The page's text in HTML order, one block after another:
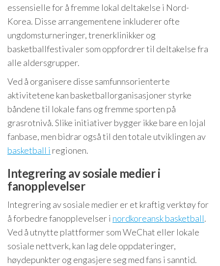
essensielle for å fremme lokal deltakelse i Nord-
Korea. Disse arrangementene inkluderer ofte
ungdomsturneringer, trenerklinikker og
basketballfestivaler som oppfordrer til deltakelse fra
alle aldersgrupper.
Ved å organisere disse samfunnsorienterte
aktivitetene kan basketballorganisasjoner styrke
båndene til lokale fans og fremme sporten på
grasrotnivå. Slike initiativer bygger ikke bare en lojal
fanbase, men bidrar også til den totale utviklingen av
basketball i regionen.
Integrering av sosiale medier i
fanopplevelser
Integrering av sosiale medier er et kraftig verktøy for
å forbedre fanopplevelser i nordkoreansk basketball.
Ved å utnytte plattformer som WeChat eller lokale
sosiale nettverk, kan lag dele oppdateringer,
høydepunkter og engasjere seg med fans i sanntid.